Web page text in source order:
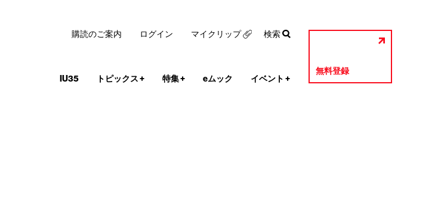
IU35 トピックス+ 特集+ eムック イベント +
無料登録
購読のご案内 ログイン マイクリップ 検索